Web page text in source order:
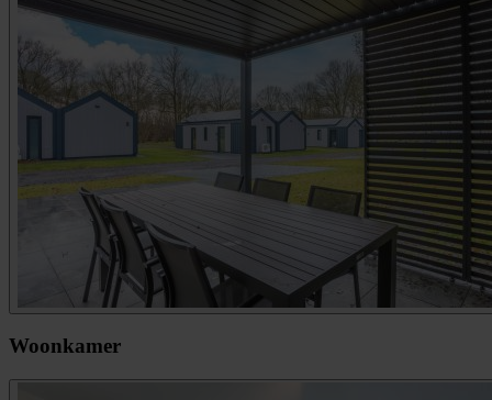
Woonkamer